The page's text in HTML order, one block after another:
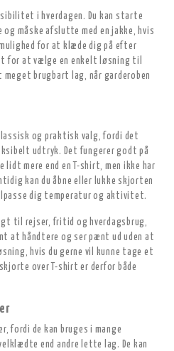
i hverdagen. Du kan starte
måske afslutte med en jakke, hvis
for at klæde dig på efter
at vælge en enkelt løsning til
meget brugbart lag, når garderoben
og praktisk valg, fordi det
udtryk. Det fungerer godt på
lidt mere end en T-shirt, men ikke har
kan du åbne eller lukke skjorten
dig temperatur og aktivitet.
til rejser, fritid og hverdagsbrug,
at håndtere og ser pænt ud uden at
hvis du gerne vil kunne tage et
over T-shirt er derfor både
fordi de kan bruges i mange
end andre lette lag. De kan